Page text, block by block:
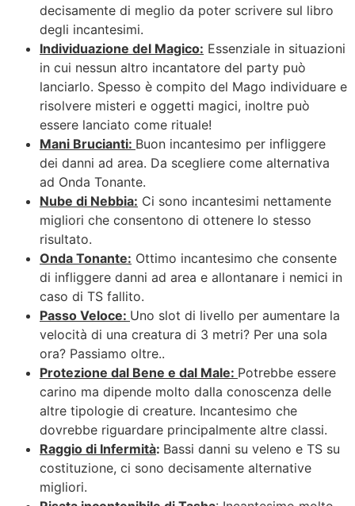
decisamente di meglio da poter scrivere sul libro
degli incantesimi.
Individuazione del Magico: Essenziale in situazioni
in cui nessun altro incantatore del party può
lanciarlo. Spesso è compito del Mago individuare e
risolvere misteri e oggetti magici, inoltre può
essere lanciato come rituale!
Mani Brucianti: Buon incantesimo per infliggere
dei danni ad area. Da scegliere come alternativa
ad Onda Tonante.
Nube di Nebbia: Ci sono incantesimi nettamente
migliori che consentono di ottenere lo stesso
risultato.
Onda Tonante: Ottimo incantesimo che consente
di infliggere danni ad area e allontanare i nemici in
caso di TS fallito.
Passo Veloce: Uno slot di livello per aumentare la
velocità di una creatura di 3 metri? Per una sola
ora? Passiamo oltre..
Protezione dal Bene e dal Male: Potrebbe essere
carino ma dipende molto dalla conoscenza delle
altre tipologie di creature. Incantesimo che
dovrebbe riguardare principalmente altre classi.
Raggio di Infermità: Bassi danni su veleno e TS su
costituzione, ci sono decisamente alternative
migliori.